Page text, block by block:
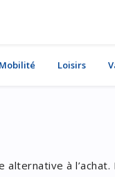
Mobilité Loisirs
alternative à